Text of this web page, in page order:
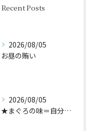
Recent Posts
2026/08/05
お昼の賄い
2026/08/05
★まぐろの味＝自分好み？★